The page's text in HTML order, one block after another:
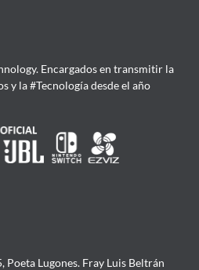
Encargados en transmitir la
y la #Tecnología desde el año
Poeta Lugones. Fray Luis Beltrán